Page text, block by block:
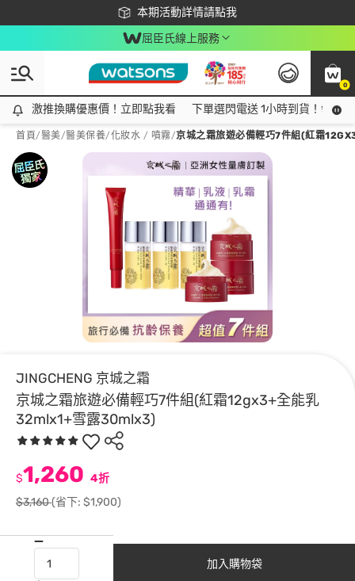
本期活動詳情請點我
下載app最高回饋$350
屈臣氏線上服務
0
激推換購優惠價！立即點我看
激推換購優惠價！立即點我看 下單選閃電送 1小時到貨！領神
首頁/醫美/醫美保養/化妝水 / 噴霧/京城之霜旅遊必備輕巧7件組(紅霜
JINGCHENG 京城之霜
京城之霜旅遊必備輕巧7件組(紅霜12gx3+全能乳
32mlx1+雪露30mlx3)
$1,260 4折
$3,160(省下: $1,900)
加入購物袋